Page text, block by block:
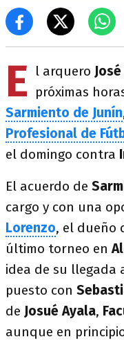
E l arquero
próximas
Sarmiento de Junín
Profesional de
el domingo contra
El acuerdo de
cargo y con una
Lorenzo, el dueño
último torneo en
idea de su llegada
puesto con
de Josué Ayala,
aunque en